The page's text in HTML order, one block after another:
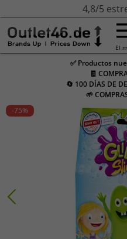
4,8/5
El
✅ Productos
🧾
🔄 100 DÍAS DE
🌱
-75%